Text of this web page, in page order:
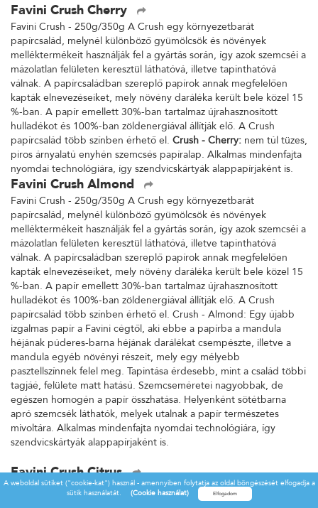
Favini Crush Cherry
Favini Crush - 250g/350g A Crush egy környezetbarát
papírcsalád, melynél különböző gyümölcsök és növények
melléktermékeit használják fel a gyártás során, így azok szemcséi a
mázolatlan felületen keresztül láthatóvá, illetve tapinthatóvá
válnak. A papírcsaládban szereplő papírok annak megfelelően
kapták elnevezéseiket, mely növény daráléka került bele közel 15
%-ban. A papír emellett 30%-ban tartalmaz újrahasznosított
hulladékot és 100%-ban zöldenergiával állítják elő. A Crush
papírcsalád több színben érhető el. Crush - Cherry: nem túl tüzes,
piros árnyalatú enyhén szemcsés papíralap. Alkalmas mindenfajta
nyomdai technológiára, így szendvicskártyák alappapírjaként is.
Favini Crush Almond
Favini Crush - 250g/350g A Crush egy környezetbarát
papírcsalád, melynél különböző gyümölcsök és növények
melléktermékeit használják fel a gyártás során, így azok szemcséi a
mázolatlan felületen keresztül láthatóvá, illetve tapinthatóvá
válnak. A papírcsaládban szereplő papírok annak megfelelően
kapták elnevezéseiket, mely növény daráléka került bele közel 15
%-ban. A papír emellett 30%-ban tartalmaz újrahasznosított
hulladékot és 100%-ban zöldenergiával állítják elő. A Crush
papírcsalád több színben érhető el. Crush - Almond: Egy újabb
izgalmas papír a Favini cégtől, aki ebbe a papírba a mandula
héjának púderes-barna héjának darálékat csempészte, illetve a
mandula egyéb növényi részeit, mely egy mélyebb
pasztellszínnek felel meg. Tapintása érdesebb, mint a család többi
tagjáé, felülete matt hatású. Szemcseméretei nagyobbak, de
egészen homogén a papír összhatása. Helyenként sötétbarna
apró szemcsék láthatók, melyek utalnak a papír természetes
mivoltára. Alkalmas mindenfajta nyomdai technológiára, így
szendvicskártyák alappapírjaként is.
Favini Crush Citrus
Favini Crush - 250g/350g A Crush egy környezetbarát
papírcsalád, melynél különböző gyümölcsök és növények
A weboldal sütiket ("cookie-kat") használ - amennyiben folytatja az oldal böngészését elfogadja a
sütik használatát.
(Cookie használat)